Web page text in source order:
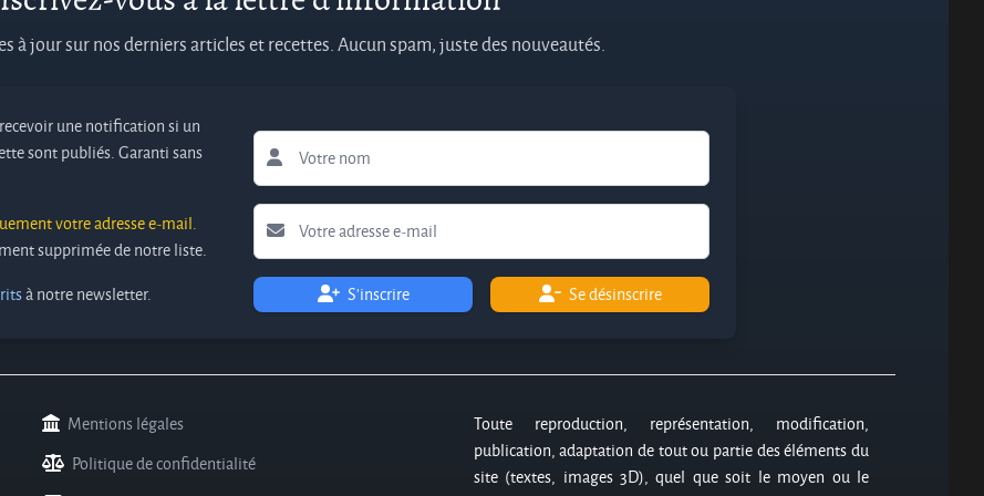
à jour sur nos derniers articles et recettes. Aucun spam, juste des nouveautés.
une notification si un
sont publiés. Garanti sans
votre adresse e-mail.
supprimée de notre liste.
à notre newsletter. S'inscrire Se désinscrire
Mentions légales
Politique de confidentialité
Toute reproduction, représentation, modification,
publication, adaptation de tout ou partie des éléments du
site (textes, images 3D), quel que soit le moyen ou le